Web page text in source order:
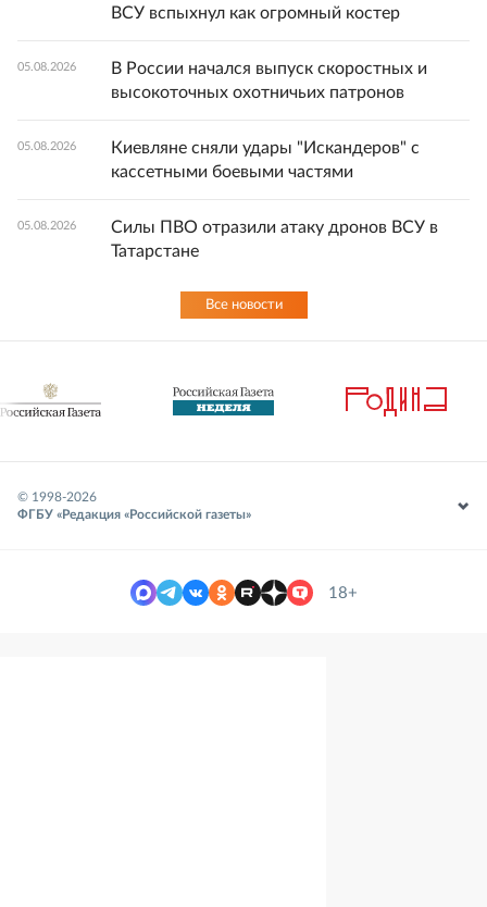
ВСУ вспыхнул как огромный костер
05.08.2026
В России начался выпуск скоростных и
высокоточных охотничьих патронов
05.08.2026
Киевляне сняли удары "Искандеров" с
кассетными боевыми частями
05.08.2026
Силы ПВО отразили атаку дронов ВСУ в
Татарстане
Все новости
© 1998-2026
ФГБУ «Редакция «Российской газеты»
18+